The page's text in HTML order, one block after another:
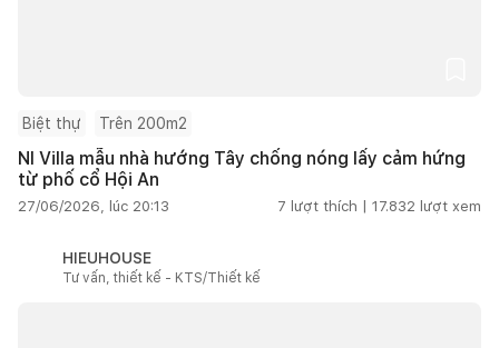
Biệt thự Trên 200m2
NI Villa mẫu nhà hướng Tây chống nóng lấy cảm hứng
từ phố cổ Hội An
27/06/2026, lúc 20:13 7 lượt thích | 17.832 lượt xem
HIEUHOUSE
Tư vấn, thiết kế - KTS/Thiết kế